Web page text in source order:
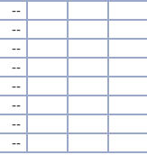
--
--
--
--
--
--
--
--